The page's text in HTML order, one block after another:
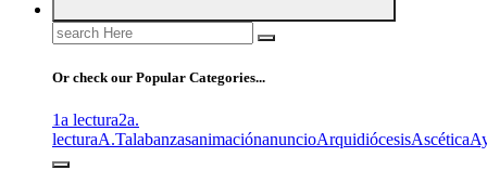
Search
for:
Or check our Popular Categories...
1a lectura2a.
lecturaA.TalabanzasanimaciónanuncioArquidiócesisAscética